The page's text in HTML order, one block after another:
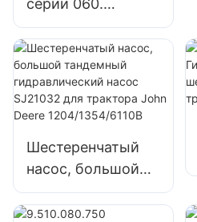
серии 060.
Интегральный
полностью
гидравлический
рулевой блок со
всеми
ми функциями
клапанов.
Шестеренчатый
насос, большой
тандемный
гидравлический